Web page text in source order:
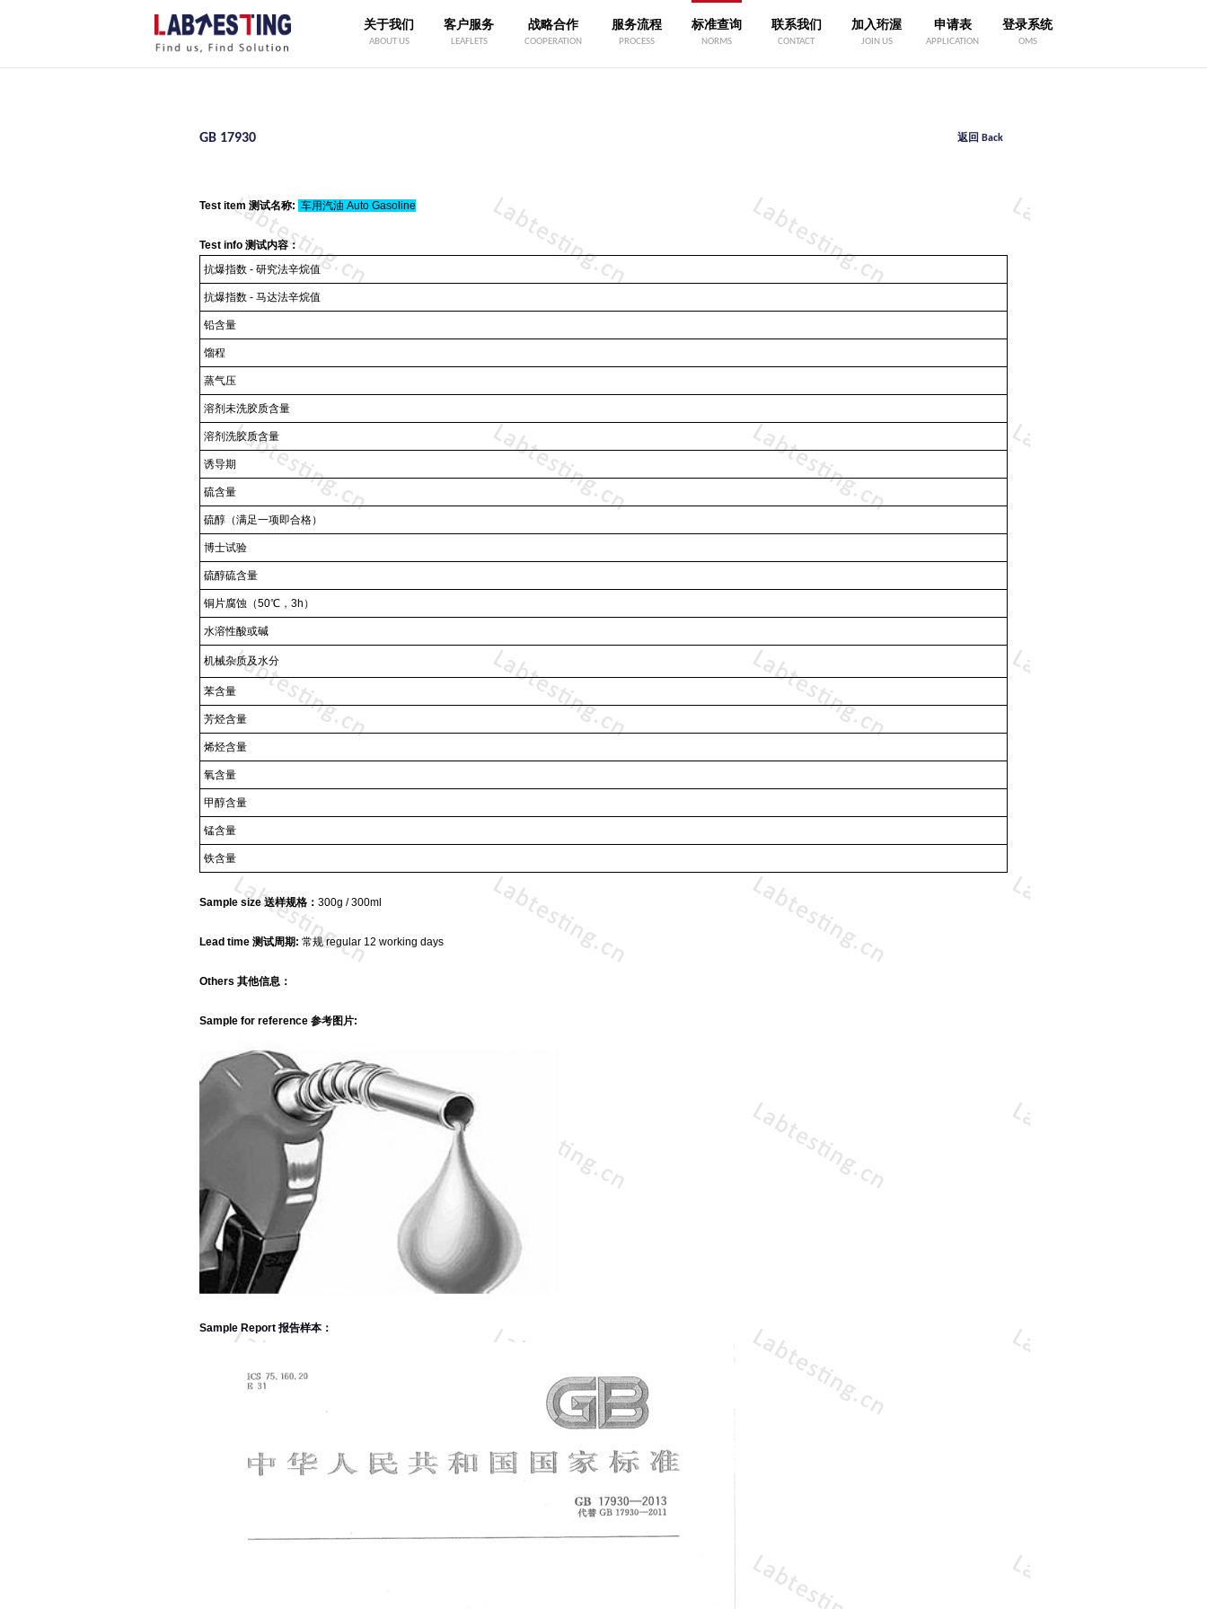
关于我们
ABOUT US
客户服务
LEAFLETS
战略合作
COOPERATION
服务流程
PROCESS
标准查询
NORMS
联系我们
CONTACT
加入珩渥
JOIN US
申请表
APPLICATION
登录系统
OMS
GB 17930 返回 Back
Test item 测试名称: 车用汽油 Auto Gasoline
Test info 测试内容：
抗爆指数 - 研究法辛烷值
抗爆指数 - 马达法辛烷值
铅含量
馏程
蒸气压
溶剂未洗胶质含量
溶剂洗胶质含量
诱导期
硫含量
硫醇（满足一项即合格）
博士试验
硫醇硫含量
铜片腐蚀（50℃， 3h ）
水溶性酸或碱
机械杂质及水分
苯含量
芳烃含量
烯烃含量
氧含量
甲醇含量
锰含量
铁含量
Sample size 送样规格： 300g / 300ml
Lead time 测试周期: 常规 regular 12 working days
Others 其他信息：
Sample for reference 参考图片:
Sample Report 报告样本：